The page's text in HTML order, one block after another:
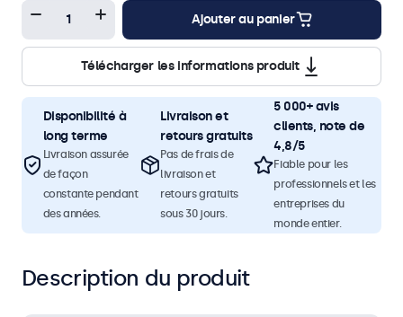
Ajouter au panier
Télécharger les informations produit
Disponibilité à
long terme
Livraison assurée
de façon
constante pendant
des années.
Livraison et
retours gratuits
Pas de frais de
livraison et
retours gratuits
sous 30 jours.
5 000+ avis
clients, note de
4,8/5
Fiable pour les
professionnels et les
entreprises du
monde entier.
Description du produit